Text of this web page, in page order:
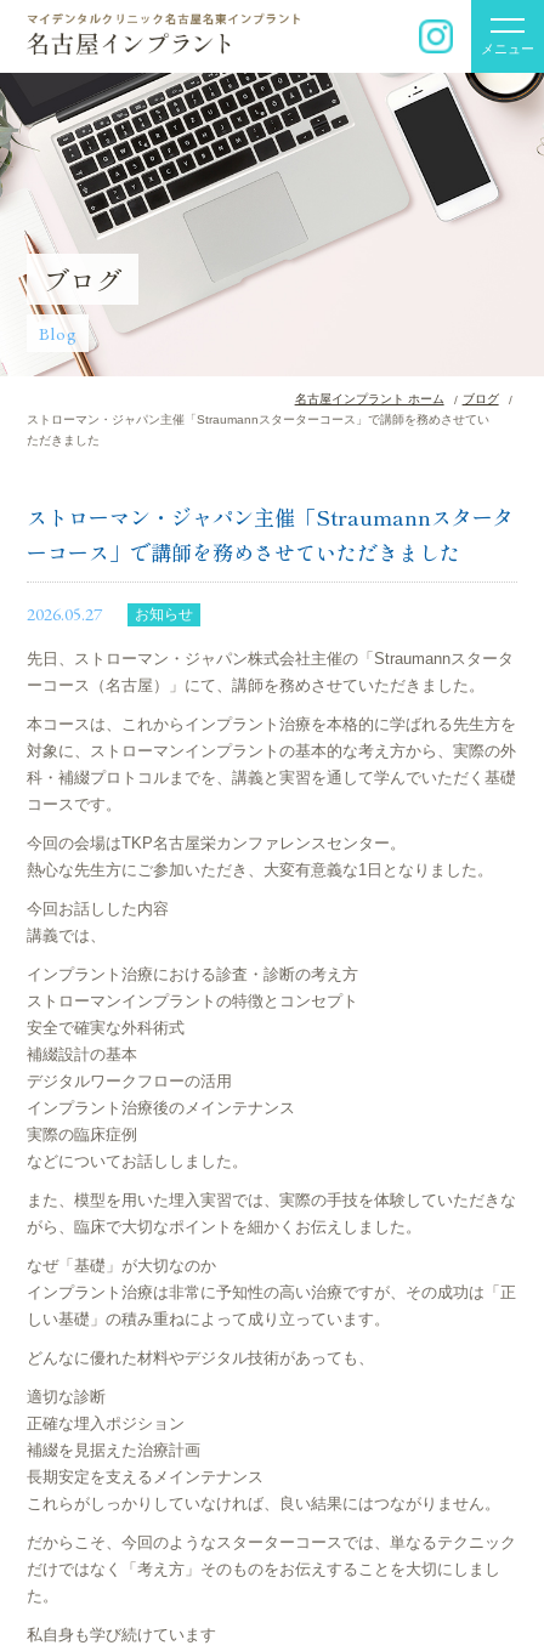
メニュー
ブログ
Blog
名古屋インプラント ホーム
ブログ
ストローマン・ジャパン主催「Straumannスターターコース」で講師を務めさせてい
ただきました
ストローマン・ジャパン主催「Straumannスタータ
ーコース」で講師を務めさせていただきました
2026.05.27 お知らせ
先日、ストローマン・ジャパン株式会社主催の「Straumannスタータ
ーコース（名古屋）」にて、講師を務めさせていただきました。
本コースは、これからインプラント治療を本格的に学ばれる先生方を
対象に、ストローマンインプラントの基本的な考え方から、実際の外
科・補綴プロトコルまでを、講義と実習を通して学んでいただく基礎
コースです。
今回の会場はTKP名古屋栄カンファレンスセンター。
熱心な先生方にご参加いただき、大変有意義な1日となりました。
今回お話しした内容
講義では、
インプラント治療における診査・診断の考え方
ストローマンインプラントの特徴とコンセプト
安全で確実な外科術式
補綴設計の基本
デジタルワークフローの活用
インプラント治療後のメインテナンス
実際の臨床症例
などについてお話ししました。
また、模型を用いた埋入実習では、実際の手技を体験していただきな
がら、臨床で大切なポイントを細かくお伝えしました。
なぜ「基礎」が大切なのか
インプラント治療は非常に予知性の高い治療ですが、その成功は「正
しい基礎」の積み重ねによって成り立っています。
どんなに優れた材料やデジタル技術があっても、
適切な診断
正確な埋入ポジション
補綴を見据えた治療計画
長期安定を支えるメインテナンス
これらがしっかりしていなければ、良い結果にはつながりません。
だからこそ、今回のようなスターターコースでは、単なるテクニック
だけではなく「考え方」そのものをお伝えすることを大切にしまし
た。
私自身も学び続けています